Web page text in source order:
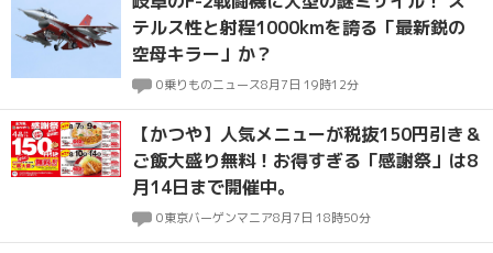
テルス性と射程1000kmを誇る「最新鋭の
空母キラー」か？
0乗りものニュース8月7日 19時12分
【かつや】人気メニューが税抜150円引き＆
ご飯大盛り無料！お得すぎる「感謝祭」は8
月14日まで開催中。
0東京バーゲンマニア8月7日 18時50分